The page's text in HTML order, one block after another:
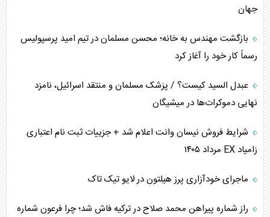
جهان
بازگشت مهندس به خانه؛ محسن مسلمان در تیم امید پرسپولیس
رسماً کار خود را آغاز کرد
عبدل السید کیست؟ / پزشک مسلمان و منتقد اسرائیل، نامزد
نهایی دموکرات‌ها در میشیگان
شرایط فروش نیسان وانت اعلام شد + جزییات ثبت نام اعتباری
زامیاد EX مرداد ۱۴۰۵
ماجرای خودآزاری پرز هیلتون در لایو تیک تاک
راز شماره پیراهن محمد صلاح در ترکیه فاش شد؛ چرا فرعون شماره